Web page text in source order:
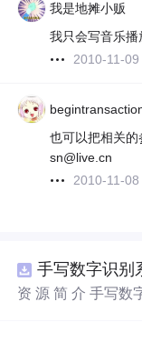
我是地摊小贩
我只会写音乐播
2010-11-09
也可以把相关
sn@live.cn
2010-11-08
手写数字识别
资 源 简 介 手写数